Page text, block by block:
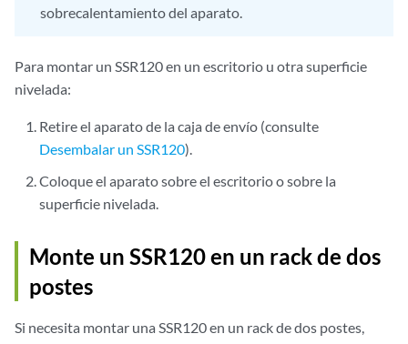
sobrecalentamiento del aparato.
Para montar un SSR120 en un escritorio u otra superficie
nivelada:
Retire el aparato de la caja de envío (consulte
Desembalar un SSR120).
Coloque el aparato sobre el escritorio o sobre la
superficie nivelada.
Monte un SSR120 en un rack de dos
postes
Si necesita montar una SSR120 en un rack de dos postes,